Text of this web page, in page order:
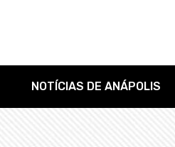
NOTÍCIAS DE ANÁPOLIS